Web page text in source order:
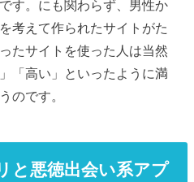
す。にも関わらず、男性か
考えて作られたサイトがた
たサイトを使った人は当然
「高い」といったように満
のです。
と悪徳出会い系アプ